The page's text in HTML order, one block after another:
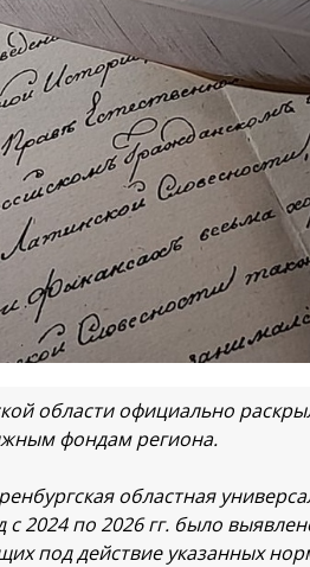
области официально
фондам региона.
областная
2024 по 2026 гг. было
под действие указанных